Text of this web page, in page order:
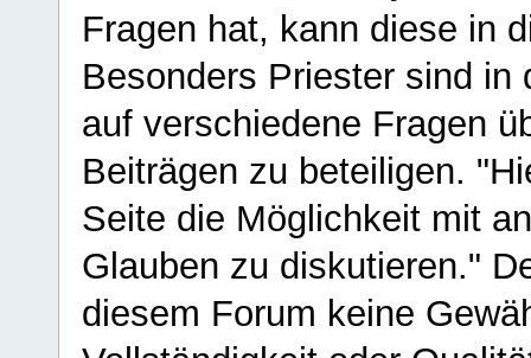
Fragen hat, kann diese in
Besonders Priester sind in
auf verschiedene Fragen
Beiträgen zu beteiligen.
Seite die Möglichkeit mit
Glauben zu diskutieren."
diesem Forum keine